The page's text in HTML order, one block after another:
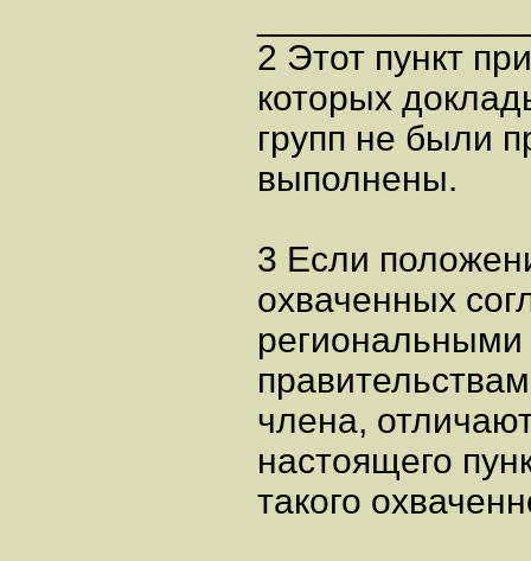
2 Этот пункт
которых
групп не были
выполнены.
3 Если
охваченных
члена,
настоящего
такого